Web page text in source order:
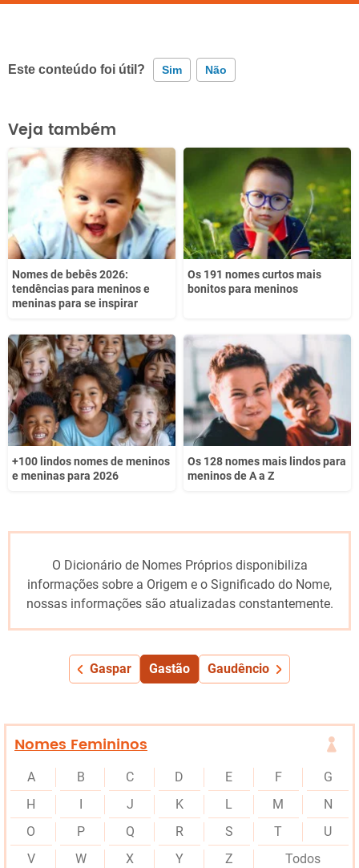
Este conteúdo foi útil? Sim Não
Este conteúdo contém informação incorreta
Este conteúdo não tem a informação que procuro
Outro
Veja também
Nomes de bebês 2026:
tendências para meninos e
meninas para se inspirar
Os 191 nomes curtos mais
bonitos para meninos
+100 lindos nomes de meninos
e meninas para 2026
Os 128 nomes mais lindos para
meninos de A a Z
O Dicionário de Nomes Próprios disponibiliza
informações sobre a Origem e o Significado do Nome,
nossas informações são atualizadas constantemente.
Gaspar Gastão Gaudêncio
Nomes Femininos
A B C D E F
G
H
J K L M
N
O
P Q R S T
U
V
W X Y Z Todos